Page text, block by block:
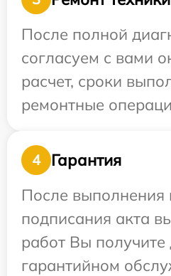
После полной
согласуем с вами
расчет, сроки
ремонтные
4
Гарантия
После выполнения
подписания акта
работ Вы получите
гарантийном